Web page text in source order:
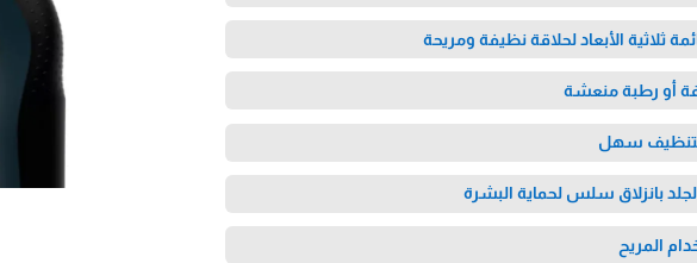
ثلاثية الأبعاد لحلاقة نظيفة ومريحة
لتنظيف سهل
بانزلاق سلس لحماية البشرة
المريح